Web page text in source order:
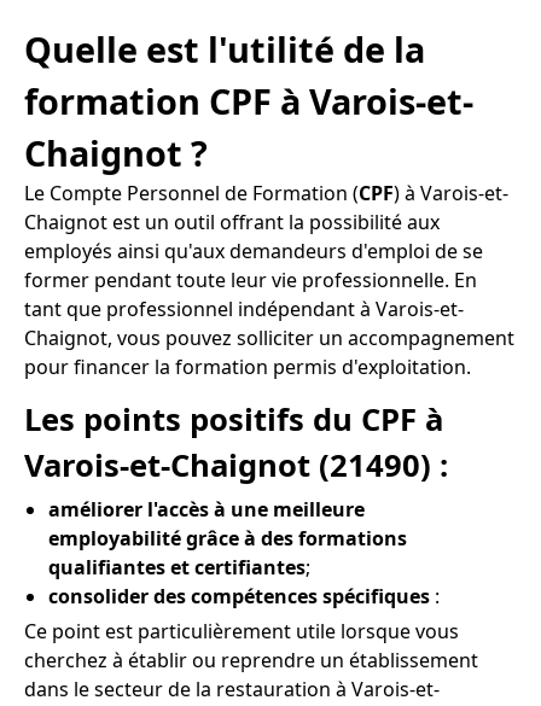
Quelle est l'utilité de la
formation CPF à Varois-et-
Chaignot ?
Le Compte Personnel de Formation (CPF) à Varois-et-
Chaignot est un outil offrant la possibilité aux
employés ainsi qu'aux demandeurs d'emploi de se
former pendant toute leur vie professionnelle. En
tant que professionnel indépendant à Varois-et-
Chaignot, vous pouvez solliciter un accompagnement
pour financer la formation permis d'exploitation.
Les points positifs du CPF à
Varois-et-Chaignot (21490) :
améliorer l'accès à une meilleure
employabilité grâce à des formations
qualifiantes et certifiantes;
consolider des compétences spécifiques :
Ce point est particulièrement utile lorsque vous
cherchez à établir ou reprendre un établissement
dans le secteur de la restauration à Varois-et-